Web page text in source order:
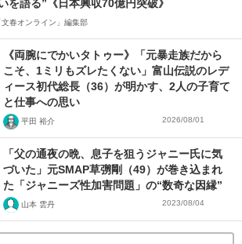
を語る”《日本興収70億円突破》
文春オンライン」編集部
《両腕にでかいタトゥー》「元暴走族だから
こそ、1ミリもズレたくない」富山伝説のレデ
ィース初代総長（36）が明かす、2人の子育て
と仕事への思い
平田 裕介 2026/08/01
「父の通夜の晩、息子を狙うジャニー氏に気
づいた」元SMAP草彅剛（49）が巻き込まれ
た「ジャニーズ性加害問題」の“数奇な因縁”
山本 雲丹 2023/08/04